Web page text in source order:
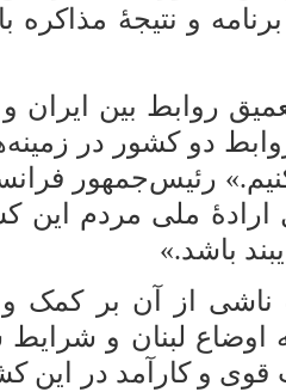
و نتیجۀ مذاکره
روابط بین ایران و
دو کشور در
رئیس‌جمهور
ارادۀ ملی مردم این
باشد.»
ناشی از آن بر کمک
به اوضاع لبنان و
قوی و کارآمد در این